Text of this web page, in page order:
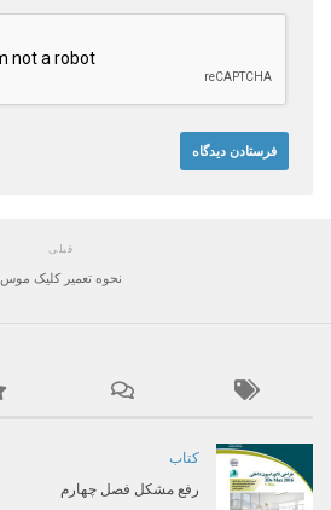
قبلی
نحوه تعمیر کلیک موس
کتاب
رفع مشکل فصل چهارم